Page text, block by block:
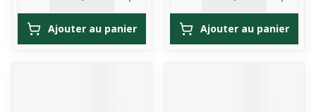
Ajouter au panier Ajouter au panier